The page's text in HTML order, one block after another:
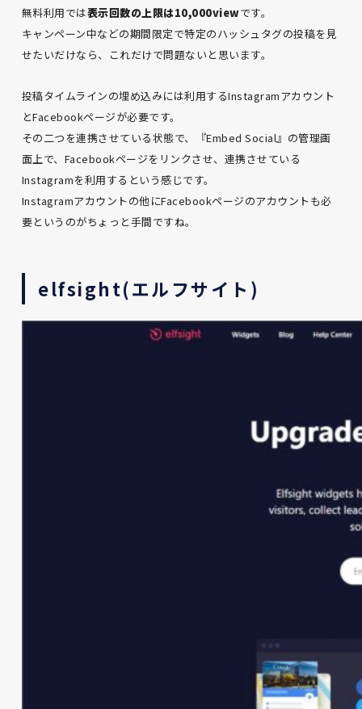
無料利用では表示回数の上限は10,000viewです。
キャンペーン中などの期間限定で特定のハッシュタグの投稿を見
せたいだけなら、これだけで問題ないと思います。
投稿タイムラインの埋め込みには利用するInstagramアカウント
とFacebookページが必要です。
その二つを連携させている状態で、『Embed Social』の管理画
面上で、Facebookページをリンクさせ、連携させている
Instagramを利用するという感じです。
Instagramアカウントの他にFacebookページのアカウントも必
要というのがちょっと手間ですね。
elfsight(エルフサイト)